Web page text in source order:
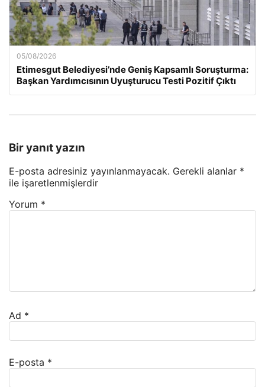
05/08/2026
Etimesgut Belediyesi’nde Geniş Kapsamlı Soruşturma:
Başkan Yardımcısının Uyuşturucu Testi Pozitif Çıktı
Bir yanıt yazın
E-posta adresiniz yayınlanmayacak. Gerekli alanlar *
ile işaretlenmişlerdir
Yorum *
Ad *
E-posta *